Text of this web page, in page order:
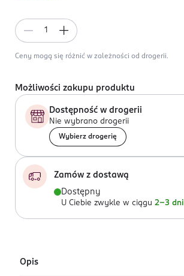
Ceny mogą się różnić w zależności od drogerii.
Możliwości zakupu produktu
Dostępność w drogerii
Nie wybrano drogerii
Wybierz drogerię
Zamów z dostawą
Dostępny
U Ciebie zwykle w ciągu 2-3 dni
Opis